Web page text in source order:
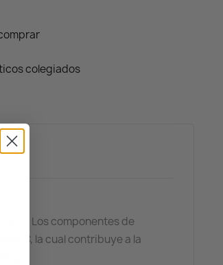
colegiados
C. Los componentes de
C, la cual contribuye a la